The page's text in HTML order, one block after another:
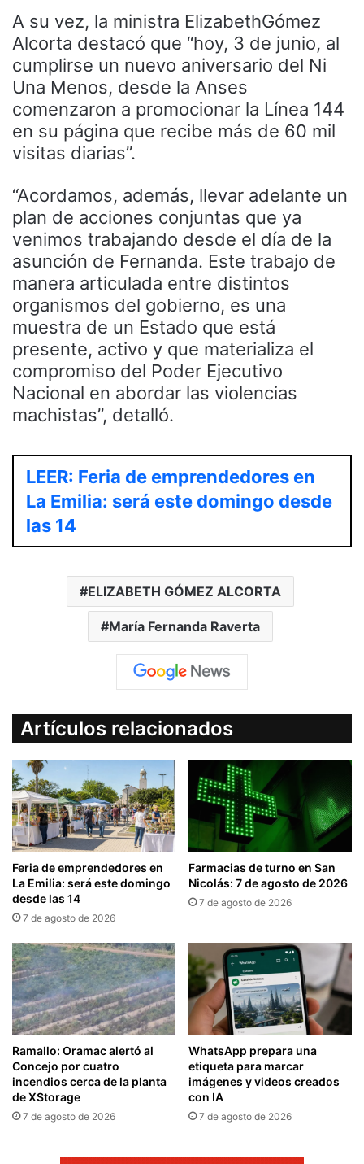
A su vez, la ministra ElizabethGómez
Alcorta destacó que “hoy, 3 de junio, al
cumplirse un nuevo aniversario del Ni
Una Menos, desde la Anses
comenzaron a promocionar la Línea 144
en su página que recibe más de 60 mil
visitas diarias”.
“Acordamos, además, llevar adelante un
plan de acciones conjuntas que ya
venimos trabajando desde el día de la
asunción de Fernanda. Este trabajo de
manera articulada entre distintos
organismos del gobierno, es una
muestra de un Estado que está
presente, activo y que materializa el
compromiso del Poder Ejecutivo
Nacional en abordar las violencias
machistas”, detalló.
LEER: Feria de emprendedores en
La Emilia: será este domingo desde
las 14
ELIZABETH GÓMEZ ALCORTA
María Fernanda Raverta
Artículos relacionados
Feria de emprendedores en
La Emilia: será este domingo
desde las 14
7 de agosto de 2026
Farmacias de turno en San
Nicolás: 7 de agosto de 2026
7 de agosto de 2026
Ramallo: Oramac alertó al
Concejo por cuatro
incendios cerca de la planta
de XStorage
7 de agosto de 2026
WhatsApp prepara una
etiqueta para marcar
imágenes y videos creados
con IA
7 de agosto de 2026